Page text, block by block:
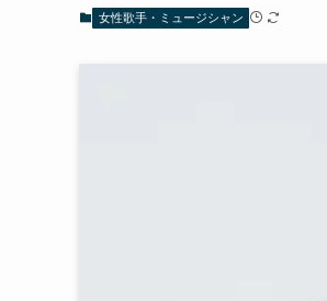
女性歌手・ミュージシャン